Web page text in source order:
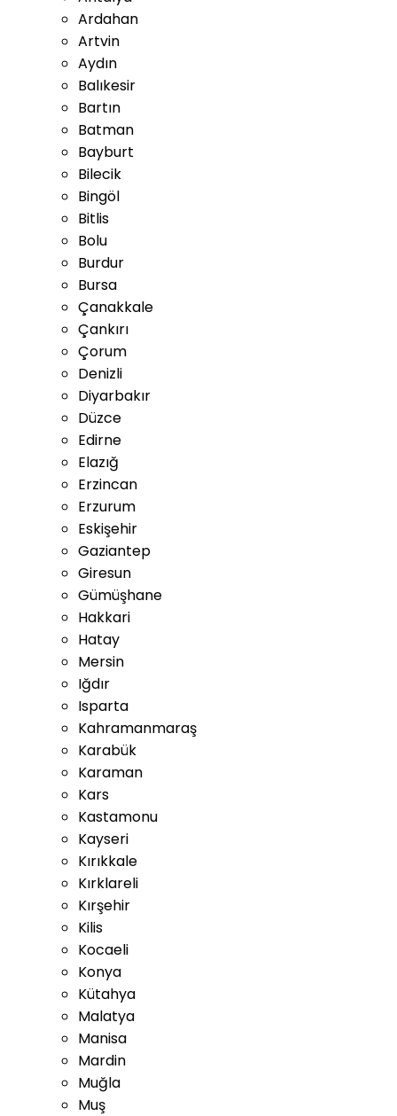
Ardahan
Artvin
Aydın
Balıkesir
Bartın
Batman
Bayburt
Bilecik
Bingöl
Bitlis
Bolu
Burdur
Bursa
Çanakkale
Çankırı
Çorum
Denizli
Diyarbakır
Düzce
Edirne
Elazığ
Erzincan
Erzurum
Eskişehir
Gaziantep
Giresun
Gümüşhane
Hakkari
Hatay
Mersin
Iğdır
Isparta
Kahramanmaraş
Karabük
Karaman
Kars
Kastamonu
Kayseri
Kırıkkale
Kırklareli
Kırşehir
Kilis
Kocaeli
Konya
Kütahya
Malatya
Manisa
Mardin
Muğla
Muş